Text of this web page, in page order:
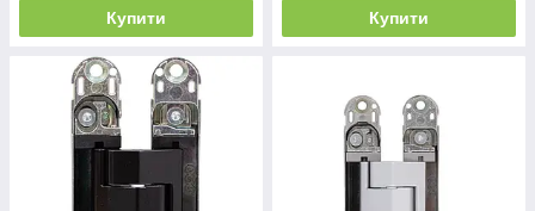
Купити Купити